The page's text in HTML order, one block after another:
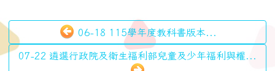
06-18 115學年度教科書版本...
07-22 遴選行政院及衛生福利部兒童及少年福利與權...